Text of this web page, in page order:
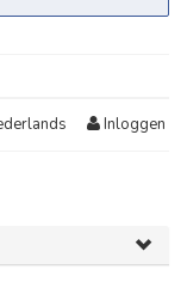
Inloggen